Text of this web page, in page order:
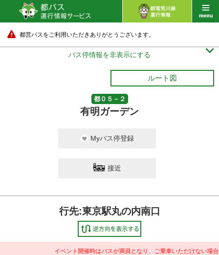
都営バスをご利用いただきありがとうございます。
バス停情報を非表示にする 
ルート図
都０５－２
有明ガーデン
Myバス停登録
接近
行先:東京駅丸の内南口
イベント開催時はバスが満員となり、ご乗車いただけない場合